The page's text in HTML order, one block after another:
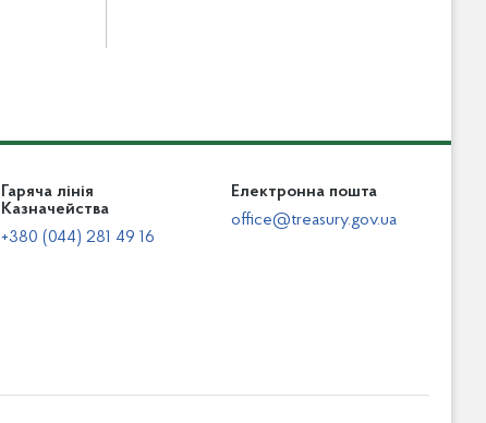
Гаряча лінія
Казначейства
+380 (044) 281 49 16
Електронна пошта
office@treasury.gov.ua